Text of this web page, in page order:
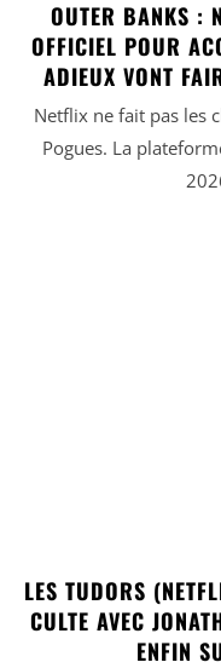
OUTER BANKS :
OFFICIEL POUR
ADIEUX VONT
Netflix ne fait pas les
Pogues. La
LES TUDORS
CULTE AVEC
ENFIN